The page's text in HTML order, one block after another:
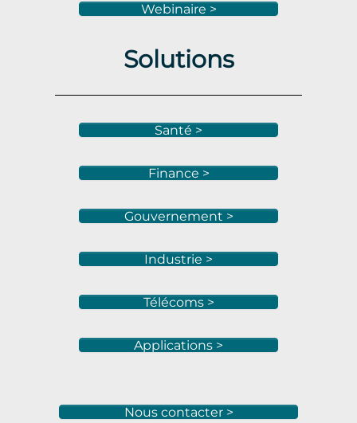
Webinaire >
Solutions
Santé >
Finance >
Gouvernement >
Industrie >
Télécoms >
Applications >
Nous contacter >